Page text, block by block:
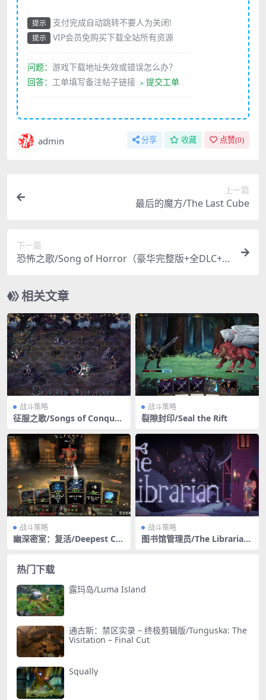
提示 支付完成自动跳转不要人为关闭!
提示
VIP会员免购买下载全站所有资源
问题： 游戏下载地址失效或错误怎么办？
回答： 工单填写备注帖子链接 ﹥提交工单
admin 分享 收藏 点赞(0)
上一篇
最后的魔方/The Last Cube
下一篇
恐怖之歌/Song of Horror（豪华完整版+全DLC+全
相关文章
战斗策略
征服之歌/Songs of Conques
战斗策略
裂隙封印/Seal the Rift
战斗策略
幽深密室：复活/Deepest Ch
战斗策略
图书馆管理员/The Librarian
热门下载
露玛岛/Luma Island
通古斯：禁区实录 – 终极剪辑版/Tunguska: The
Visitation – Final Cut
Squally